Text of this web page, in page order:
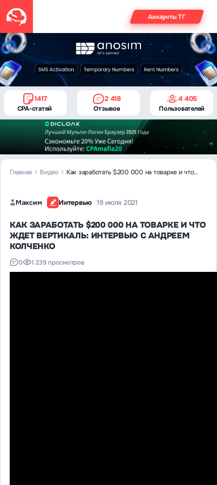
Аккаунты ТГ
1417
CPA-статей
2 418
Отзывов
4 405
Пользователей
Главная Видео
Как заработать $200 000 на товарке и что
Максим Интервью 19 июля 2021
КАК ЗАРАБОТАТЬ $200 000 НА ТОВАРКЕ И ЧТО
ЖДЕТ ВЕРТИКАЛЬ: ИНТЕРВЬЮ С АНДРЕЕМ
КОЛЧЕНКО
0 1 239 просмотров